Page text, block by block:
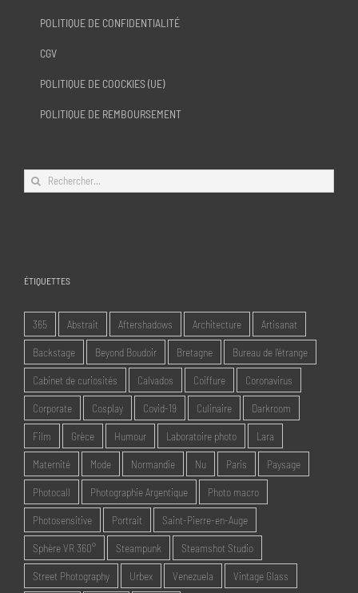
POLITIQUE DE CONFIDENTIALITÉ
CGV
POLITIQUE DE COOCKIES (UE)
POLITIQUE DE REMBOURSEMENT
Rechercher:
ÉTIQUETTES
365 Abstrait Aftershadows Architecture Artisanat
Backstage Beyond Boudoir Bretagne Bureau de l'étrange
Cabinet de curiosités Calvados Coiffure Coronavirus
Corporate Cosplay Covid-19 Culinaire Darkroom
Film Grèce Humour Laboratoire photo Lara
Maternité Mode Normandie Nu Paris Paysage
Photocall Photographie Argentique Photo macro
Photosensitive Portrait Saint-Pierre-en-Auge
Sphère VR 360° Steampunk Steamshot Studio
Street Photography Urbex Venezuela Vintage Glass